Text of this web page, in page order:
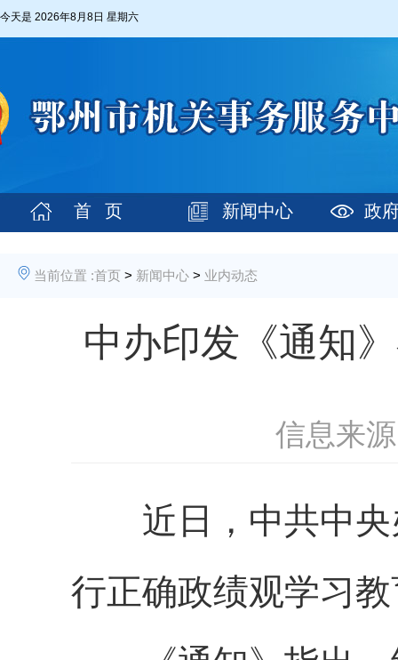
今天是 2026年8月8日 星期六
首 页 新闻中心 政
当前位置 :首页 > 新闻中心 > 业内动态
中办印发《通知
信息来
近日，中共中
行正确政绩观学习